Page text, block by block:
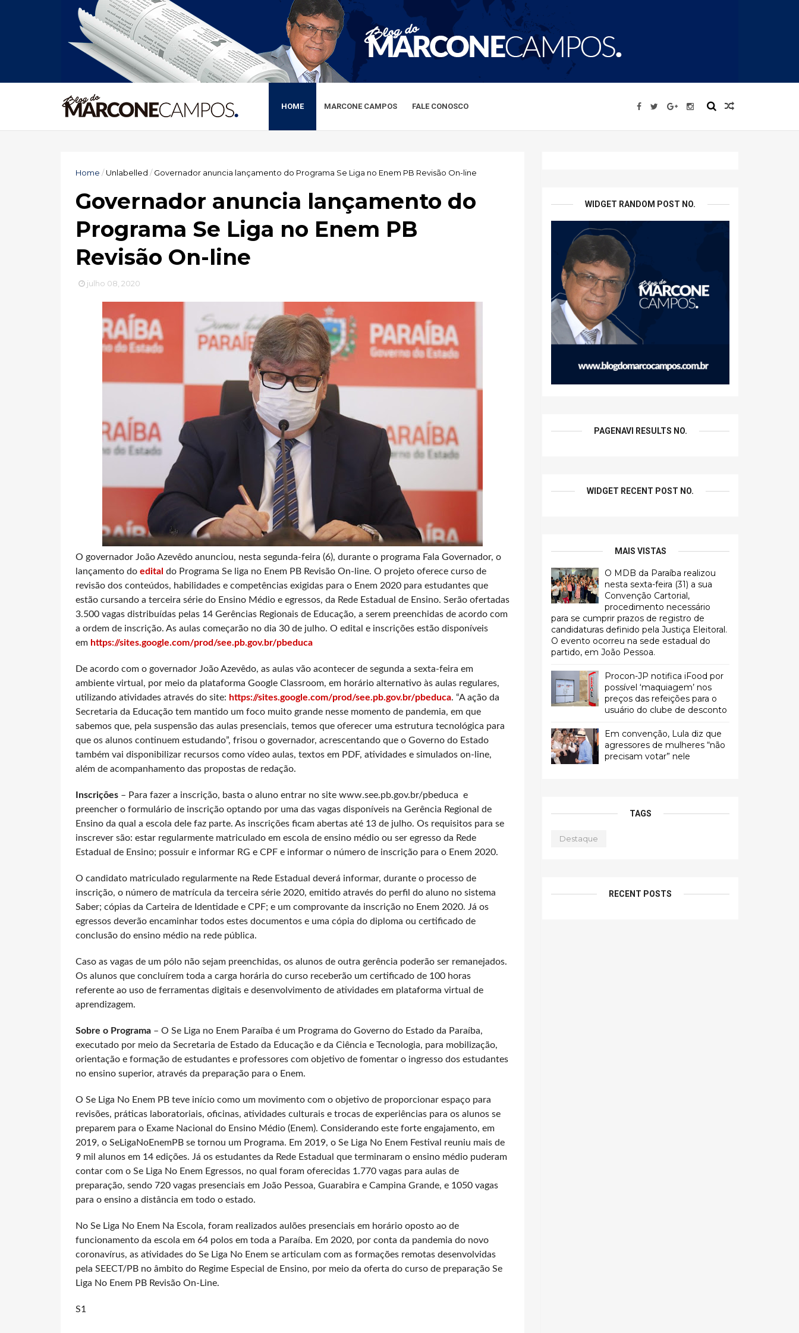
HOME MARCONE CAMPOS FALE CONOSCO
Home /Unlabelled / Governador anuncia lançamento do Programa Se Liga no Enem PB Revisão On-line
Governador anuncia lançamento do
Programa Se Liga no Enem PB
Revisão On-line
julho 08, 2020
O governador João Azevêdo anunciou, nesta segunda-feira (6), durante o programa Fala Governador, o
lançamento do edital do Programa Se liga no Enem PB Revisão On-line. O projeto oferece curso de
revisão dos conteúdos, habilidades e competências exigidas para o Enem 2020 para estudantes que
estão cursando a terceira série do Ensino Médio e egressos, da Rede Estadual de Ensino. Serão ofertadas
3.500 vagas distribuídas pelas 14 Gerências Regionais de Educação, a serem preenchidas de acordo com
a ordem de inscrição. As aulas começarão no dia 30 de julho. O edital e inscrições estão disponíveis
em https://sites.google.com/prod/see.pb.gov.br/pbeduca
De acordo com o governador João Azevêdo, as aulas vão acontecer de segunda a sexta-feira em
ambiente virtual, por meio da plataforma Google Classroom, em horário alternativo às aulas regulares,
utilizando atividades através do site: https://sites.google.com/prod/see.pb.gov.br/pbeduca. “A ação da
Secretaria da Educação tem mantido um foco muito grande nesse momento de pandemia, em que
sabemos que, pela suspensão das aulas presenciais, temos que oferecer uma estrutura tecnológica para
que os alunos continuem estudando”, frisou o governador, acrescentando que o Governo do Estado
também vai disponibilizar recursos como vídeo aulas, textos em PDF, atividades e simulados on-line,
além de acompanhamento das propostas de redação.
Inscrições – Para fazer a inscrição, basta o aluno entrar no site www.see.pb.gov.br/pbeduca e
preencher o formulário de inscrição optando por uma das vagas disponíveis na Gerência Regional de
Ensino da qual a escola dele faz parte. As inscrições ficam abertas até 13 de julho. Os requisitos para se
inscrever são: estar regularmente matriculado em escola de ensino médio ou ser egresso da Rede
Estadual de Ensino; possuir e informar RG e CPF e informar o número de inscrição para o Enem 2020.
O candidato matriculado regularmente na Rede Estadual deverá informar, durante o processo de
inscrição, o número de matrícula da terceira série 2020, emitido através do perfil do aluno no sistema
Saber; cópias da Carteira de Identidade e CPF; e um comprovante da inscrição no Enem 2020. Já os
egressos deverão encaminhar todos estes documentos e uma cópia do diploma ou certificado de
conclusão do ensino médio na rede pública.
Caso as vagas de um pólo não sejam preenchidas, os alunos de outra gerência poderão ser remanejados.
Os alunos que concluírem toda a carga horária do curso receberão um certificado de 100 horas
referente ao uso de ferramentas digitais e desenvolvimento de atividades em plataforma virtual de
aprendizagem.
Sobre o Programa – O Se Liga no Enem Paraíba é um Programa do Governo do Estado da Paraíba,
executado por meio da Secretaria de Estado da Educação e da Ciência e Tecnologia, para mobilização,
orientação e formação de estudantes e professores com objetivo de fomentar o ingresso dos estudantes
no ensino superior, através da preparação para o Enem.
O Se Liga No Enem PB teve início como um movimento com o objetivo de proporcionar espaço para
revisões, práticas laboratoriais, oficinas, atividades culturais e trocas de experiências para os alunos se
preparem para o Exame Nacional do Ensino Médio (Enem). Considerando este forte engajamento, em
2019, o SeLigaNoEnemPB se tornou um Programa. Em 2019, o Se Liga No Enem Festival reuniu mais de
9 mil alunos em 14 edições. Já os estudantes da Rede Estadual que terminaram o ensino médio puderam
contar com o Se Liga No Enem Egressos, no qual foram oferecidas 1.770 vagas para aulas de
preparação, sendo 720 vagas presenciais em João Pessoa, Guarabira e Campina Grande, e 1050 vagas
para o ensino a distância em todo o estado.
No Se Liga No Enem Na Escola, foram realizados aulões presenciais em horário oposto ao de
funcionamento da escola em 64 polos em toda a Paraíba. Em 2020, por conta da pandemia do novo
coronavírus, as atividades do Se Liga No Enem se articulam com as formações remotas desenvolvidas
pela SEECT/PB no âmbito do Regime Especial de Ensino, por meio da oferta do curso de preparação Se
Liga No Enem PB Revisão On-Line.
S1
WIDGET RANDOM POST NO.
PAGENAVI RESULTS NO.
WIDGET RECENT POST NO.
MAIS VISTAS
O MDB da Paraíba realizou
nesta sexta-feira (31) a sua
Convenção Cartorial,
procedimento necessário
para se cumprir prazos de registro de
candidaturas definido pela Justiça Eleitoral.
O evento ocorreu na sede estadual do
partido, em João Pessoa.
Procon-JP notifica iFood por
possível ‘maquiagem’ nos
preços das refeições para o
usuário do clube de desconto
Em convenção, Lula diz que
agressores de mulheres “não
precisam votar” nele
TAGS
Destaque
RECENT POSTS